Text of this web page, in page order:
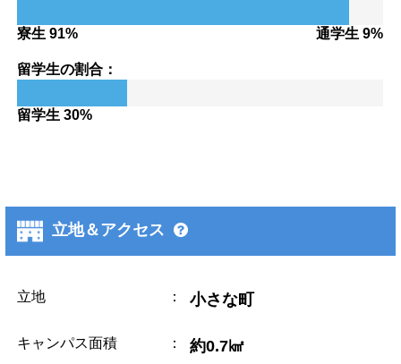
寮生 91% 通学生 9%
留学生の割合：
留学生 30%
立地＆アクセス
立地 ： 小さな町
キャンパス面積 ： 約0.7㎢